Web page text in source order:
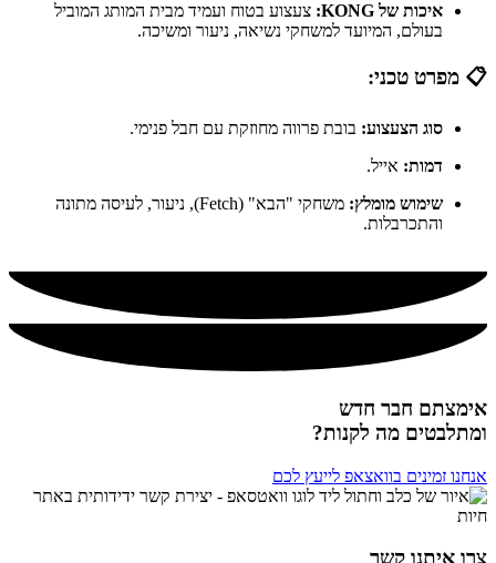
איכות של KONG:
צעצוע בטוח ועמיד מבית המותג המוביל
בעולם, המיועד למשחקי נשיאה, ניעור ומשיכה.
📋 מפרט טכני:
סוג הצעצוע: בובת פרווה מחוזקת עם חבל פנימי.
דמות: אייל.
שימוש מומלץ:
משחקי "הבא" (Fetch), ניעור, לעיסה מתונה
והתכרבלות.
אימצתם חבר חדש
ומתלבטים מה לקנות?
אנחנו זמינים בוואצאפ לייעץ לכם